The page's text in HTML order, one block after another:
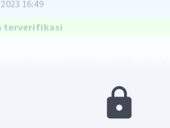
16:49
terverifikasi